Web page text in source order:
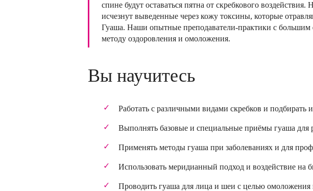
спине будут оставаться пятна от скребкового
исчезнут выведенные через кожу токсины, которые
Гуаша. Наши опытные преподаватели-практики с большим
методу оздоровления и омоложения.
Вы научитесь
Работать с различными видами скребков и подбирать
Выполнять базовые и специальные приёмы гуаша для
Применять методы гуаша при заболеваниях и для
Использовать меридианный подход и воздействие на
Проводить гуаша для лица и шеи с целью омоложения